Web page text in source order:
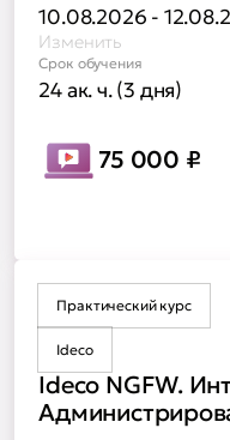
10.08.2026 -
Изменить
Срок обучения
24 ак. ч. (3 дня)
75 000 ₽
Практический курс
Ideco
Ideco NGFW.